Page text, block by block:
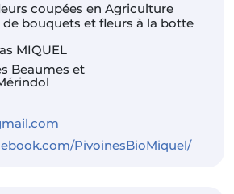
coupées en Agriculture
bouquets et fleurs à la botte
MIQUEL
Beaumes et
PivoinesBioMiquel/